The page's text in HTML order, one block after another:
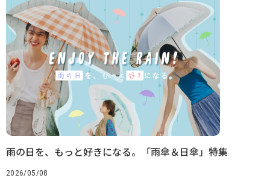
雨の日を、もっと好きになる。「雨傘＆日傘」特集
2026/05/08